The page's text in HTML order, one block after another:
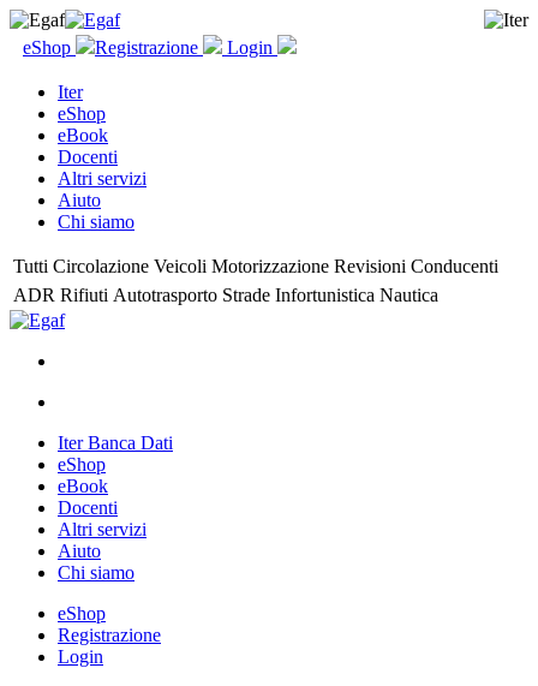
eShop Registrazione Login
Iter
eShop
eBook
Docenti
Altri servizi
Aiuto
Chi siamo
Tutti Circolazione Veicoli Motorizzazione Revisioni Conducenti
ADR Rifiuti Autotrasporto Strade Infortunistica Nautica
Iter Banca Dati
eShop
eBook
Docenti
Altri servizi
Aiuto
Chi siamo
eShop
Registrazione
Login